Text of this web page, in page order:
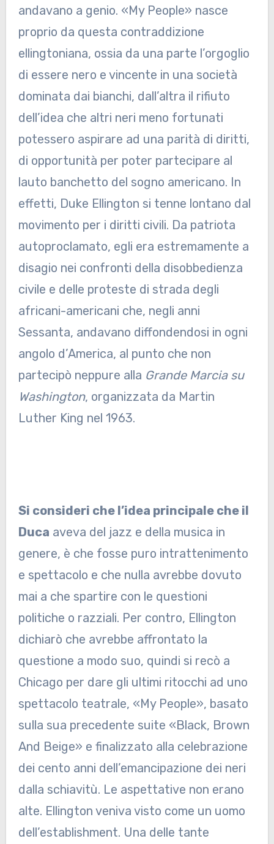
andavano a genio. «My People» nasce
proprio da questa contraddizione
ellingtoniana, ossia da una parte l’orgoglio
di essere nero e vincente in una società
dominata dai bianchi, dall’altra il rifiuto
dell’idea che altri neri meno fortunati
potessero aspirare ad una parità di diritti,
di opportunità per poter partecipare al
lauto banchetto del sogno americano. In
effetti, Duke Ellington si tenne lontano dal
movimento per i diritti civili. Da patriota
autoproclamato, egli era estremamente a
disagio nei confronti della disobbedienza
civile e delle proteste di strada degli
africani-americani che, negli anni
Sessanta, andavano diffondendosi in ogni
angolo d’America, al punto che non
partecipò neppure alla Grande Marcia su
Washington, organizzata da Martin
Luther King nel 1963.
Si consideri che l’idea principale che il
Duca aveva del jazz e della musica in
genere, è che fosse puro intrattenimento
e spettacolo e che nulla avrebbe dovuto
mai a che spartire con le questioni
politiche o razziali. Per contro, Ellington
dichiarò che avrebbe affrontato la
questione a modo suo, quindi si recò a
Chicago per dare gli ultimi ritocchi ad uno
spettacolo teatrale, «My People», basato
sulla sua precedente suite «Black, Brown
And Beige» e finalizzato alla celebrazione
dei cento anni dell’emancipazione dei neri
dalla schiavitù. Le aspettative non erano
alte. Ellington veniva visto come un uomo
dell’establishment. Una delle tante